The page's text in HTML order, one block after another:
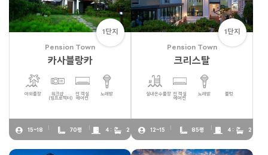
1단지
Pension Town
카사블랑카
야외풀장
워크샵
(빔프로젝터)
전 객실
에어컨
노래방
15~18 70평 4 : 2
1단지
Pension Town
크리스탈
실내온수풀장 전 객실
에어컨
노래방 불멍
12~15 85평 4 : 2